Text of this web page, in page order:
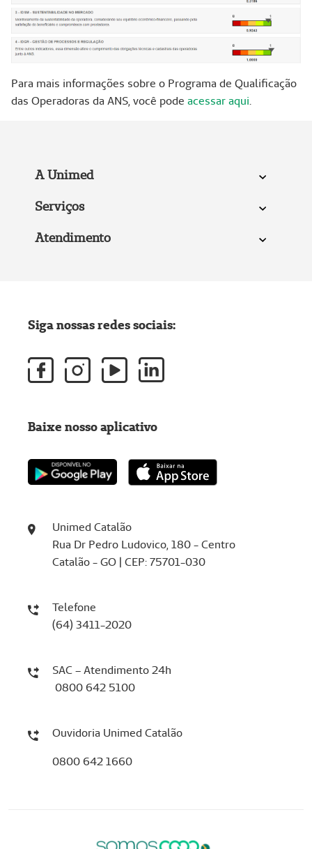
Para mais informações sobre o Programa de Qualificação
das Operadoras da ANS, você pode acessar aqui.
A Unimed
Serviços
Atendimento
Unimed Catalão
Rua Dr Pedro Ludovico, 180 - Centro
Catalão - GO | CEP: 75701-030
Telefone
(64) 3411-2020
SAC – Atendimento 24h
0800 642 5100
Ouvidoria Unimed Catalão
0800 642 1660
Siga nossas redes sociais:
Baixe nosso aplicativo